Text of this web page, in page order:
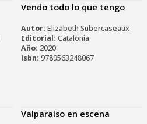
Vendo todo lo que tengo
Autor: Elizabeth Subercaseaux
Editorial: Catalonia
Año: 2020
Isbn: 9789563248067
Valparaíso en escena